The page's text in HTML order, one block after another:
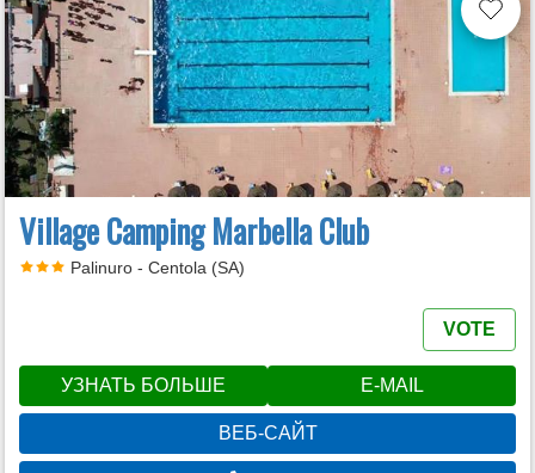
Village Camping Marbella Club
Palinuro - Centola (SA)
VOTE
УЗНАТЬ БОЛЬШЕ E-MAIL
ВЕБ-САЙТ